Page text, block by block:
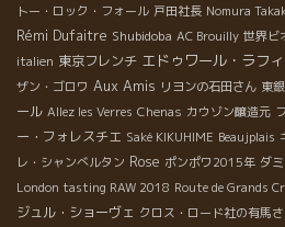
トー・ロック・フォール 戸田社長 Nomura
Rémi Dufaitre Shubidoba AC Brouilly 世界ビ
italien 東京フレンチ エドゥワール・ラフ
ザン・ゴロワ Aux Amis リヨンの石田さん 東
ール Allez les Verres Chenas カウゾン醸造元
ー・フォレスチエ Saké KIKUHIME Beaujplais
レ・シャンべルタン Rose ポンポワ2015年 ダ
London tasting RAW 2018 Route de Grands
ジュル・ショーヴェ クロス・ロード社の有馬